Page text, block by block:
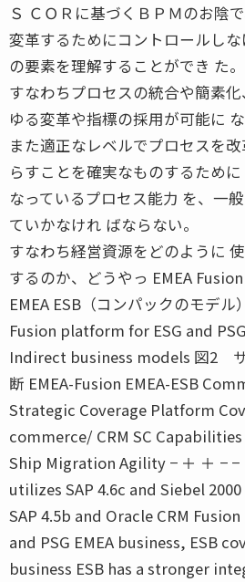
Ｓ ＣＯＲに基づくＢＰＭのお陰
変革するためにコントロールし
の要素を理解することができ た。
すなわちプロセスの統合や簡素
ゆる変革や指標の採用が可能に な
また適正なレベルでプロセスを
らすことを確実なものするため
なっているプロセス能力 を、一
ていかなけれ ばならない。
すなわち経営資源をどのように
するのか、どうやっ EMEA Fusion
EMEA ESB（コンパックのモデ
Fusion platform for ESG and
Indirect business models 図2
断 EMEA-Fusion EMEA-ESB
Strategic Coverage Platform
commerce/ CRM SC
Ship Migration Agility − ＋ ＋ − −
utilizes SAP 4.6c and Siebel
SAP 4.5b and Oracle CRM
and PSG EMEA business, ESB
business ESB has a stronger